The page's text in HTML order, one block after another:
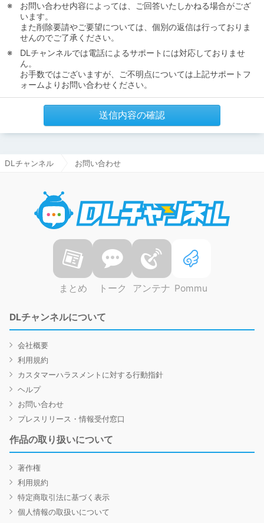
お問い合わせ内容によっては、ご回答いたしかねる場合がござ
います。
また削除要請やご要望については、個別の返信は行っておりま
せんのでご了承ください。
DLチャンネルでは電話によるサポートには対応しておりませ
ん。
お手数ではございますが、ご不明点については上記サポートフ
ォームよりお問い合わせください。
送信内容の確認
DLチャンネル お問い合わせ
まとめ トーク アンテナ Pommu
DLチャンネルについて
会社概要
利用規約
カスタマーハラスメントに対する行動指針
ヘルプ
お問い合わせ
プレスリリース・情報受付窓口
作品の取り扱いについて
著作権
利用規約
特定商取引法に基づく表示
個人情報の取扱いについて